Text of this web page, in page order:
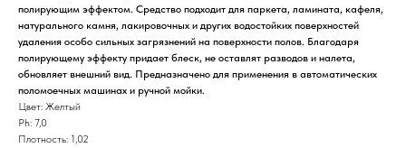
полирующим эффектом. Средство подходит для паркета, ламината, кафеля,
натурального камня, лакировочных и других водостойких поверхностей
удаления особо сильных загрязнений на поверхности полов. Благодаря
полирующему эффекту придает блеск, не оставлят разводов и налета,
обновляет внешний вид. Предназначено для применения в автоматических
поломоечных машинах и ручной мойки.
Цвет: Желтый
Ph: 7,0
Плотность: 1,02